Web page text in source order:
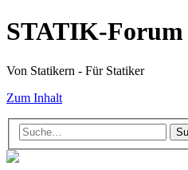
STATIK-Forum
Von Statikern - Für Statiker
Zum Inhalt